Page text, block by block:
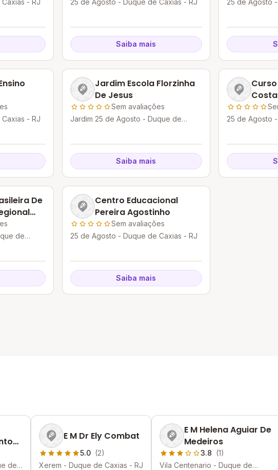
- RJ
25 de Agosto - Duque de Caxias - RJ
Saiba mais
25 de Agosto
- RJ
Jardim Escola Florzinha
De Jesus
Sem avaliações
Jardim 25 de Agosto - Duque de
Saiba mais
25 de Agosto
De
de
Centro Educacional
Pereira Agostinho
Sem avaliações
25 de Agosto - Duque de Caxias - RJ
Saiba mais
de
E M Dr Ely Combat
5.0 (2)
Xerem - Duque de Caxias - RJ
E M Helena Aguiar De
Medeiros
3.8 (1)
Vila Centenario - Duque de